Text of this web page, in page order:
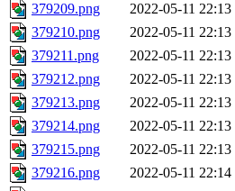
379209.png
2022-05-11 22:13
379210.png
2022-05-11 22:13
379211.png
2022-05-11 22:13
379212.png
2022-05-11 22:13
379213.png
2022-05-11 22:13
379214.png
2022-05-11 22:13
379215.png
2022-05-11 22:13
379216.png
2022-05-11 22:14